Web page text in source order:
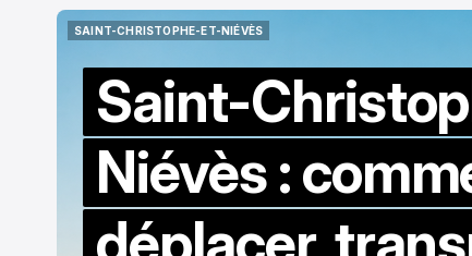
SAINT-CHRISTOPHE-ET-NIÉVÈS
Saint-
Niévès :